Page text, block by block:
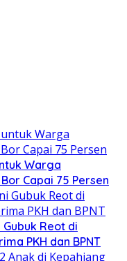
Warga
Capai 75 Persen
Reot di
PKH dan BPNT